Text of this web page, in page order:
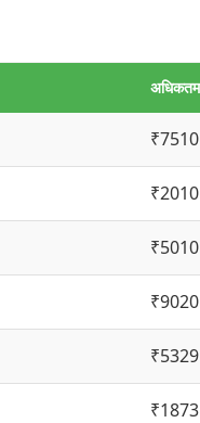
₹7510
₹2010
₹5010
₹9020
₹5329
₹1873